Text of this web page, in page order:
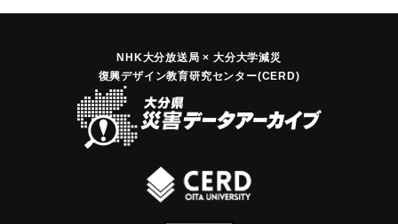
の運転手が7日夜使用したハイヤーの発生？に残っていた火を
のと見られている。三重町では8日朝に炊き出しを行い、また
全町に回覧板を回して食糧、衣類、日用品などを寄付しても
らい早速配給した。焼け出された人々は親類、知人の家に身
を寄せそのほかは同町正龍寺に避難している。
NHK大分放送局 × 大分大学減災
復興デザイン教育研究センター(CERD)